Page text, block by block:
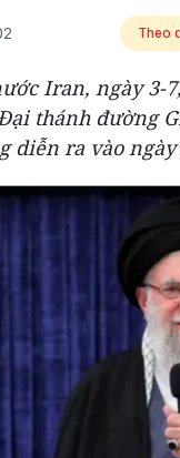
Theo
Iran, ngày 3-
thánh đường
diễn ra vào ngày